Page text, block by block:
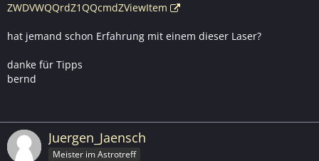
ZWDVWQQrdZ1QQcmdZViewItem
hat jemand schon Erfahrung mit einem dieser Laser?
danke für Tipps
bernd
Juergen_Jaensch
Meister im Astrotreff